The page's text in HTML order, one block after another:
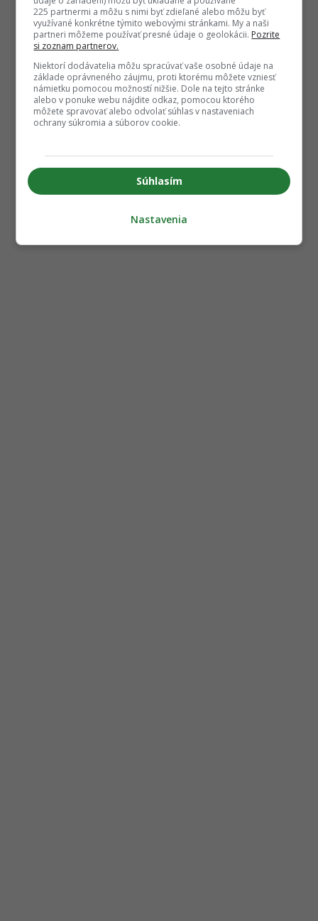
225 partnermi a môžu s nimi byť zdieľané alebo môžu byť
využívané konkrétne týmito webovými stránkami. My a naši
partneri môžeme používať presné údaje o geolokácii. Pozrite
si zoznam partnerov.
Niektorí dodávatelia môžu spracúvať vaše osobné údaje na
základe oprávneného záujmu, proti ktorému môžete vzniesť
námietku pomocou možností nižšie. Dole na tejto stránke
alebo v ponuke webu nájdite odkaz, pomocou ktorého
môžete spravovať alebo odvolať súhlas v nastaveniach
ochrany súkromia a súborov cookie.
Súhlasím
Nastavenia